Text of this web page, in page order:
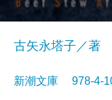
古矢永塔子／著
新潮文庫 978-4-